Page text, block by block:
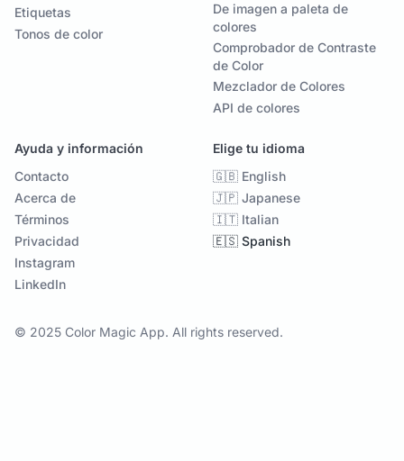
Etiquetas
Tonos de color
De imagen a paleta de
colores
Comprobador de Contraste
de Color
Mezclador de Colores
API de colores
Ayuda y información
Contacto
Acerca de
Términos
Privacidad
Instagram
LinkedIn
Elige tu idioma
🇬🇧 English
🇯🇵 Japanese
🇮🇹 Italian
🇪🇸 Spanish
© 2025 Color Magic App. All rights reserved.